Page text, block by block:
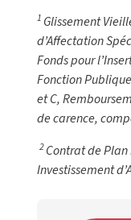
1 Glissement
d’Affectation
Fonds pour
Fonction
et C,
de carence,
2Contrat de Plan
Investissement